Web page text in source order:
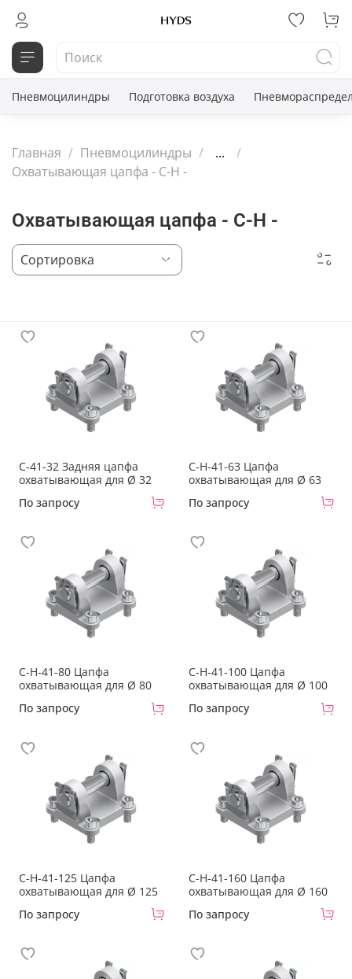
Пневмоцилиндры Подготовка воздуха
Главная Пневмоцилиндры
...
Охватывающая цапфа - С-H -
Охватывающая цапфа - С-H -
C-41-32 Задняя цапфа
охватывающая для Ø 32
По запросу
C-H-41-63 Цапфа
охватывающая для Ø 63
По запросу
C-H-41-80 Цапфа
охватывающая для Ø 80
По запросу
C-H-41-100 Цапфа
охватывающая для Ø 100
По запросу
C-H-41-125 Цапфа
охватывающая для Ø 125
По запросу
C-H-41-160 Цапфа
охватывающая для Ø 160
По запросу